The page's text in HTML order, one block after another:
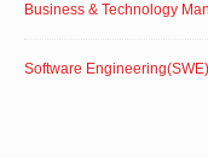
Business & Technology
Software